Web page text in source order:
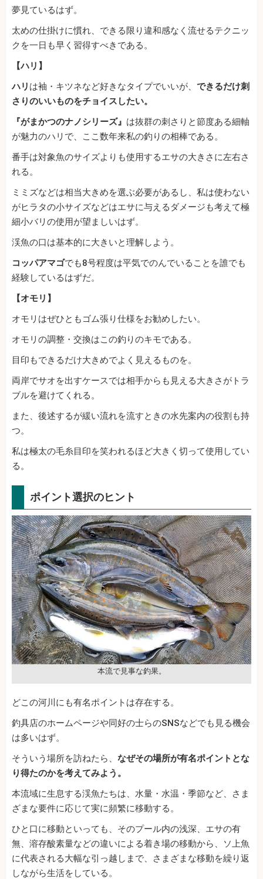
夢見ているはず。
太めの仕掛けに慣れ、できる限り違和感なく流せるテクニッ
クを一日も早く習得すべきである。
【ハリ】
ハリ は袖・キツネなど好きなタイプでいいが、 できるだけ刺
さりのいいものをチョイスしたい。
『がまかつのナノシリーズ』 は抜群の刺さりと節度ある細軸
が魅力のハリで、ここ数年来私の釣りの相棒である。
番手は対象魚のサイズよりも使用するエサの大きさに左右さ
れる。
ミミズなどは相当大きめを選ぶ必要があるし、私は使わない
がヒラタの小サイズなどはエサに与えるダメージも考えて極
細小バリの使用が望ましいはず。
渓魚の口は基本的に大きいと理解しよう。
コッパアマゴでも8号程度は平気でのんでいることを誰でも
経験しているはずだ。
【オモリ】
オモリはぜひともゴム張り仕様をお勧めしたい。
オモリの調整・交換はこの釣りのキモである。
目印もできるだけ大きめでよく見えるものを。
両岸でサオを出すケースでは相手からも見える大きさがトラ
ブルを避けてくれる。
また、後述するが緩い流れを流すときの水先案内の役割も持
つ。
私は極太の毛糸目印を笑われるほど大きく切って使用してい
る。
ポイント選択のヒント
本流で見事な釣果。
どこの河川にも有名ポイントは存在する。
釣具店のホームページや同好の士らのSNSなどでも見る機会
は多いはず。
そういう場所を訪ねたら、 なぜその場所が有名ポイントとな
り得たのかを考えてみよう。
本流域に生息する渓魚たちは、水量・水温・季節など、さま
ざまな要件に応じて実に頻繁に移動する。
ひと口に移動といっても、そのプール内の浅深、エサの有
無、溶存酸素量などの違いによる着き場の移動から、ソ上魚
に代表される大幅な引っ越しまで、さまざまな移動を繰り返
しながら生活をしている。